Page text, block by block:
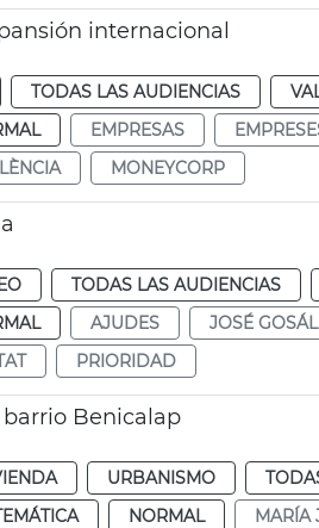
internacional
TODAS LAS AUDIENCIAS
EMPRESAS
MONEYCORP
TODAS LAS AUDIENCIAS
AJUDES JOSÉ
PRIORIDAD
Benicalap
URBANISMO
NORMAL MARÍA